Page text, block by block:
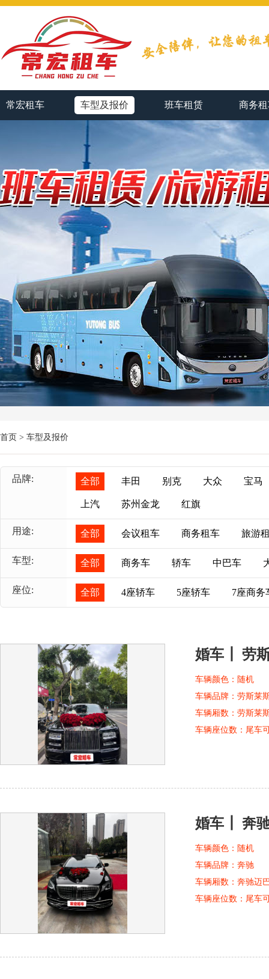
常宏租车 车型及报价 班车租赁 商务
首页 > 车型及报价
品牌: 全部 丰田 别克 大众 宝马
上汽 苏州金龙 红旗
用途: 全部 会议租车 商务租车 旅游
车型: 全部 商务车 轿车 中巴车
座位: 全部 4座轿车 5座轿车 7座商务
婚车┃ 劳
车辆颜色： 随机
车辆品牌： 劳斯莱
车辆厢数： 劳斯莱
车辆座位数： 尾车
婚车┃ 奔
车辆颜色： 随机
车辆品牌： 奔驰
车辆厢数： 奔驰迈
车辆座位数： 尾车